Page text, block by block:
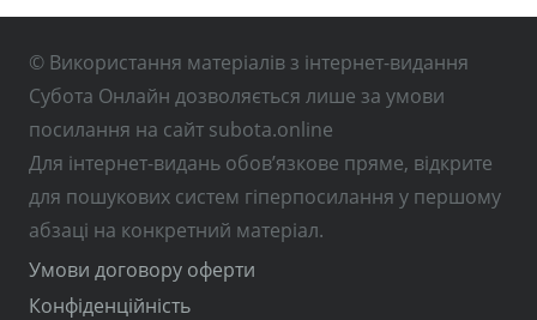
© Використання матеріалів з інтернет-видання
Субота Онлайн дозволяється лише за умови
посилання на сайт subota.online
Для інтернет-видань обов’язкове пряме, відкрите
для пошукових систем гіперпосилання у першому
абзаці на конкретний матеріал.
Умови договору оферти
Конфіденційність